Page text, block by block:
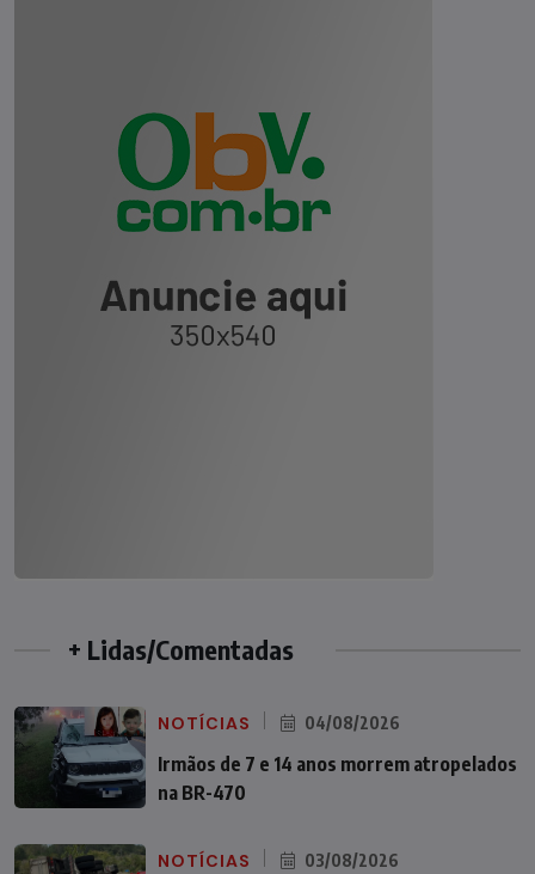
+ Lidas/Comentadas
NOTÍCIAS 04/08/2026
Irmãos de 7 e 14 anos morrem atropelados
na BR-470
NOTÍCIAS 03/08/2026